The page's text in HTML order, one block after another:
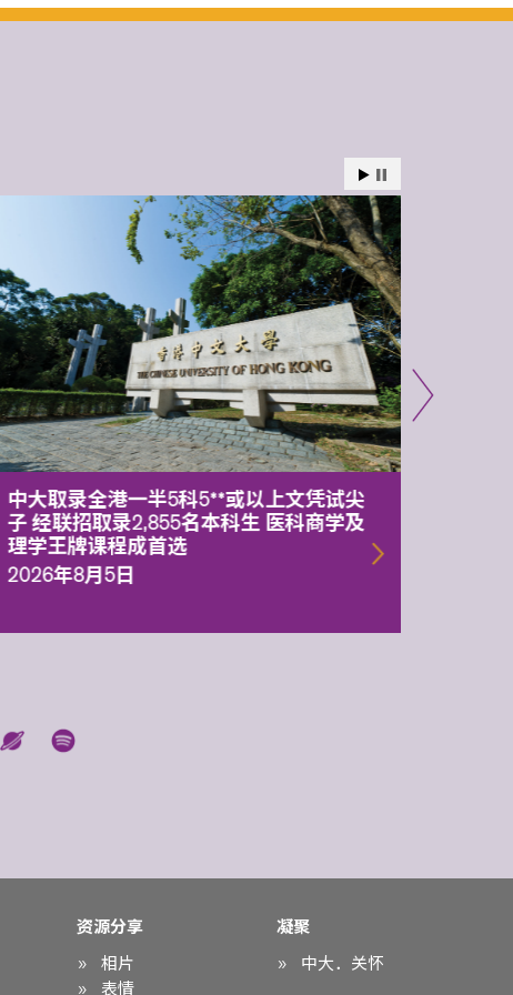
中大取录全港一半5科5**或以上文凭试尖
子 经联招取录2,855名本科生 医科商学及
理学王牌课程成首选
2026年8月5日
资源分享
相片
表情
凝聚
中大．关怀